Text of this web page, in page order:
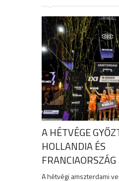
A HÉTVÉGE
HOLLANDIA ÉS
FRANCIAORSZÁG
A hétvégi amszterdami